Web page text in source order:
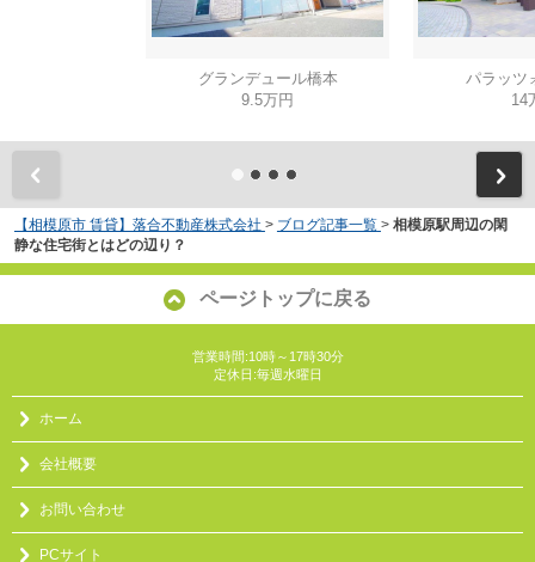
グランデュール橋本
9.5万円
パラッ
14
【相模原市 賃貸】落合不動産株式会社 > ブログ記事一覧 > 相模原駅周辺の閑
静な住宅街とはどの辺り？
ページトップに戻る
営業時間:10時～17時30分
定休日:毎週水曜日
ホーム
会社概要
お問い合わせ
PCサイト